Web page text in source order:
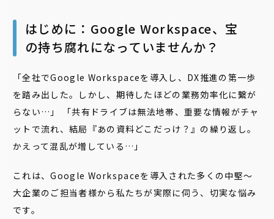
はじめに：Google Workspace、宝
の持ち腐れになっていませんか？
「全社でGoogle Workspaceを導入し、DX推進の第一歩
を踏み出した。しかし、期待したほどの業務効率化に繋が
らない…」 「共有ドライブは無法地帯、重要な情報がチャ
ットで流れ、結局『あの資料どこだっけ？』の繰り返し。
かえって混乱が増している…」
これは、Google Workspaceを導入された多くの中堅〜
大企業のご担当者様から私たちが実際に伺う、切実な悩み
です。